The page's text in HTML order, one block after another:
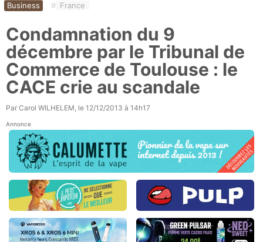
Business # France
Condamnation du 9
décembre par le Tribunal de
Commerce de Toulouse : le
CACE crie au scandale
Par Carol WILHELEM, le 12/12/2013 à 14h17
Annonce